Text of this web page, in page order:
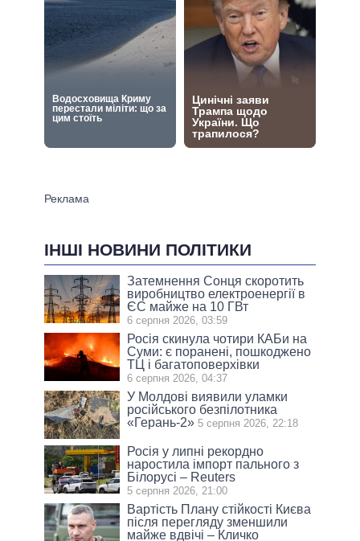
ІНШІ НОВИНИ ПОЛІТИКИ
Затемнення Сонця скоротить
виробництво електроенергії в
ЄС майже на 10 ГВт
6 серпня 2026, 03:59
Росія скинула чотири КАБи на
Суми: є поранені, пошкоджено
ТЦ і багатоповерхівки
6 серпня 2026, 04:37
У Молдові виявили уламки
російського безпілотника
«Герань-2» 5 серпня 2026, 22:18
Росія у липні рекордно
наростила імпорт пального з
Білорусі – Reuters
5 серпня 2026, 21:00
Вартість Плану стійкості Києва
після перегляду зменшили
майже вдвічі – Кличко